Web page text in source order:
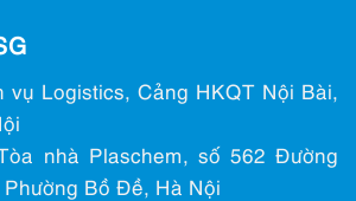
vụ Logistics, Cảng HKQT Nội Bài,
nhà Plaschem, số 562 Đường
Bồ Đề, Hà Nội